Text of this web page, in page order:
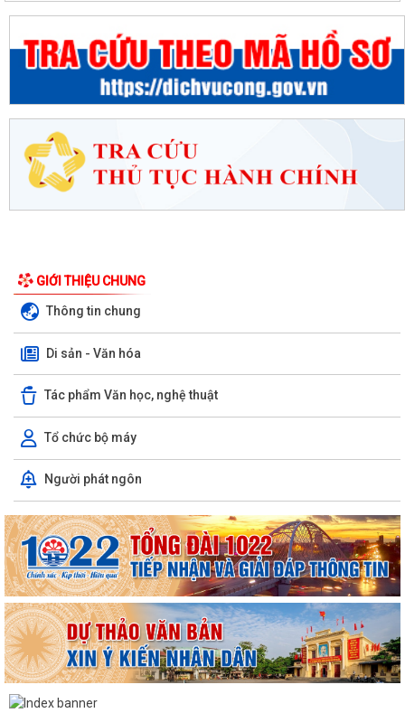
GIỚI THIỆU CHUNG
Thông tin chung
Di sản - Văn hóa
Tác phẩm Văn học, nghệ thuật
Tổ chức bộ máy
Người phát ngôn